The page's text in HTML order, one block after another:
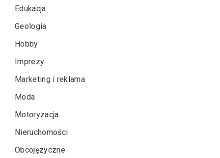
Edukacja
Geologia
Hobby
Imprezy
Marketing i reklama
Moda
Motoryzacja
Nieruchomości
Obcojęzyczne